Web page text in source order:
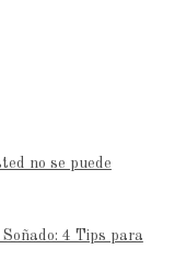
no se puede
4 Tips para